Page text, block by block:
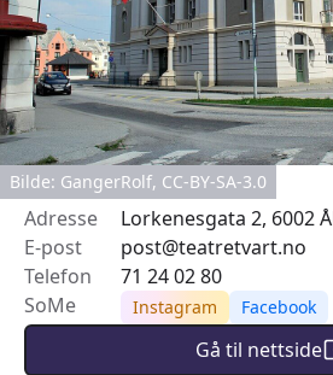
Bilde: GangerRolf, CC-BY-SA-3.0
Adresse
Lorkenesgata 2, 6002
E-post
post@teatretvart.no
Telefon
71 24 02 80
SoMe
Instagram Facebook
Gå til nettside